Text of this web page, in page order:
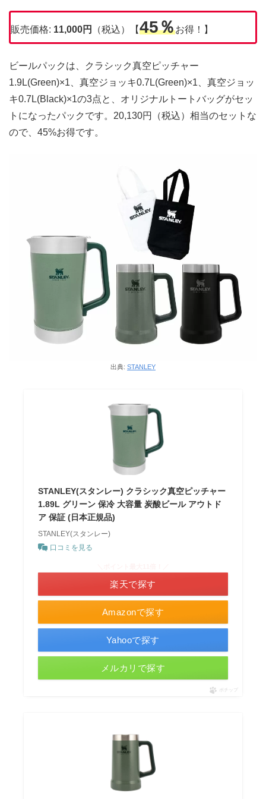
販売価格: 11,000円 （税込）【45％お得！】
ビールパックは、クラシック真空ピッチャー
1.9L(Green)×1、真空ジョッキ0.7L(Green)×1、真空ジョッ
キ0.7L(Black)×1の3点と、オリジナルトートバッグがセッ
トになったパックです。20,130円（税込）相当のセットな
ので、45%お得です。
出典: STANLEY
STANLEY(スタンレー) クラシック真空ピッチャー
1.89L グリーン 保冷 大容量 炭酸ビール アウトド
ア 保証 (日本正規品)
STANLEY(スタンレー)
口コミを見る
Amazonで探す
楽天で探す
Yahooで探す
メルカリで探す
ポチップ